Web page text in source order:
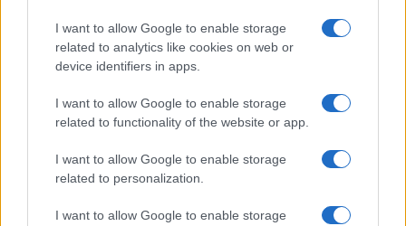
I want to allow Google to enable storage
related to analytics like cookies on web or
device identifiers in apps.
I want to allow Google to enable storage
related to functionality of the website or app.
I want to allow Google to enable storage
related to personalization.
I want to allow Google to enable storage
ΟΠΕΚΑ – Επίδομα παιδιού
Α21: Κλείνει σε λίγες
ημέρες η πλατφόρμα για το
7 Ιανουαρίου 2026, 8:49 πμ
σε "Ελλάδα"
Ανοίγει η πλατφόρμα Α21
για το Επίδομα Παιδιού –
Μέχρι πότε η προθεσμία
30 Μαρτίου 2026, 6:46 μμ
σε "Ελλάδα"
Επίδομα Παιδιού 2026: